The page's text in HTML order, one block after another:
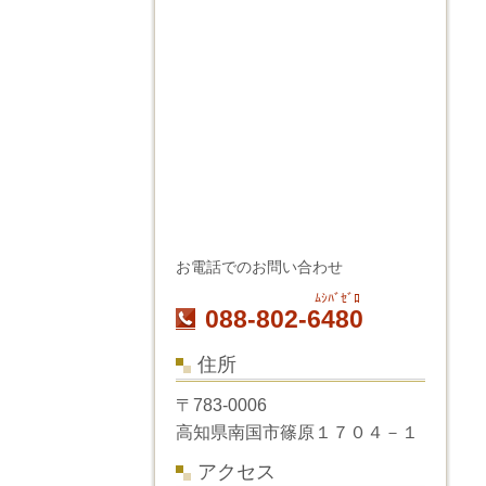
お電話でのお問い合わせ
ﾑｼﾊﾞｾﾞﾛ
088-802-6480
住所
〒783-0006
高知県南国市篠原１７０４－１
アクセス